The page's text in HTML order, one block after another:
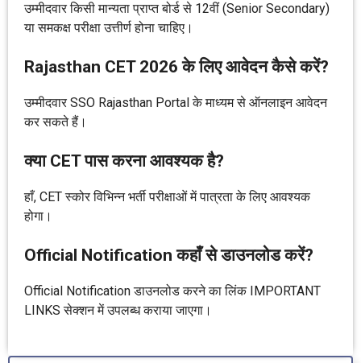
उम्मीदवार किसी मान्यता प्राप्त बोर्ड से 12वीं (Senior Secondary)
या समकक्ष परीक्षा उत्तीर्ण होना चाहिए।
Rajasthan CET 2026 के लिए आवेदन कैसे करें?
उम्मीदवार SSO Rajasthan Portal के माध्यम से ऑनलाइन आवेदन
कर सकते हैं।
क्या CET पास करना आवश्यक है?
हाँ, CET स्कोर विभिन्न भर्ती परीक्षाओं में पात्रता के लिए आवश्यक
होगा।
Official Notification कहाँ से डाउनलोड करें?
Official Notification डाउनलोड करने का लिंक IMPORTANT
LINKS सेक्शन में उपलब्ध कराया जाएगा।